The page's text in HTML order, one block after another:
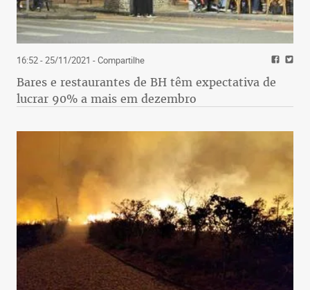
16:52 - 25/11/2021 - Compartilhe
Bares e restaurantes de BH têm expectativa de
lucrar 90% a mais em dezembro